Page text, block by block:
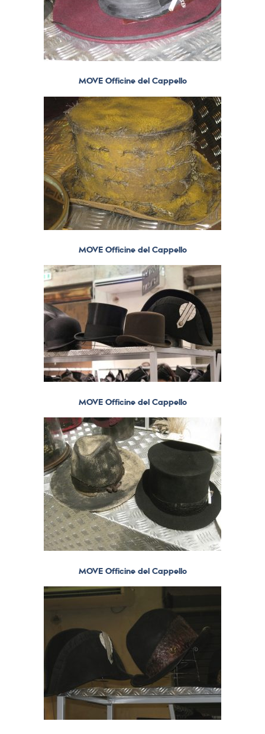
MOVE Officine del Cappello
MOVE Officine del Cappello
MOVE Officine del Cappello
MOVE Officine del Cappello